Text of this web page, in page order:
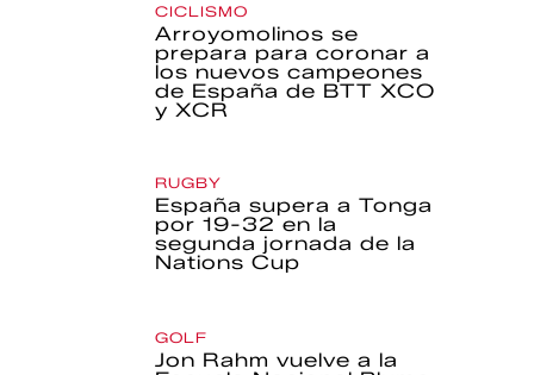
CICLISMO
Arroyomolinos se
prepara para coronar a
los nuevos campeones
de España de BTT XCO
y XCR
RUGBY
España supera a Tonga
por 19-32 en la
segunda jornada de la
Nations Cup
GOLF
Jon Rahm vuelve a la